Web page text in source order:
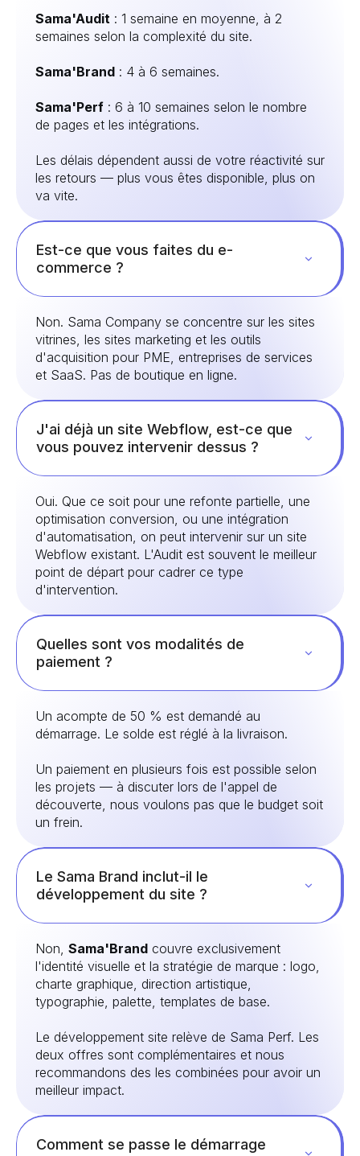
Sama'Audit : 1 semaine en moyenne, à 2
semaines selon la complexité du site.
Sama'Brand : 4 à 6 semaines.
Sama'Perf : 6 à 10 semaines selon le nombre
de pages et les intégrations.
Les délais dépendent aussi de votre réactivité sur
les retours — plus vous êtes disponible, plus on
va vite.
Est-ce que vous faites du e-
commerce ?
Non. Sama Company se concentre sur les sites
vitrines, les sites marketing et les outils
d'acquisition pour PME, entreprises de services
et SaaS. Pas de boutique en ligne.
J'ai déjà un site Webflow, est-ce que
vous pouvez intervenir dessus ?
Oui. Que ce soit pour une refonte partielle, une
optimisation conversion, ou une intégration
d'automatisation, on peut intervenir sur un site
Webflow existant. L'Audit est souvent le meilleur
point de départ pour cadrer ce type
d'intervention.
Quelles sont vos modalités de
paiement ?
Un acompte de 50 % est demandé au
démarrage. Le solde est réglé à la livraison.
Un paiement en plusieurs fois est possible selon
les projets — à discuter lors de l'appel de
découverte, nous voulons pas que le budget soit
un frein.
Le Sama Brand inclut-il le
développement du site ?
Non, Sama'Brand couvre exclusivement
l'identité visuelle et la stratégie de marque : logo,
charte graphique, direction artistique,
typographie, palette, templates de base.
Le développement site relève de Sama Perf. Les
deux offres sont complémentaires et nous
recommandons des les combinées pour avoir un
meilleur impact.
Comment se passe le démarrage